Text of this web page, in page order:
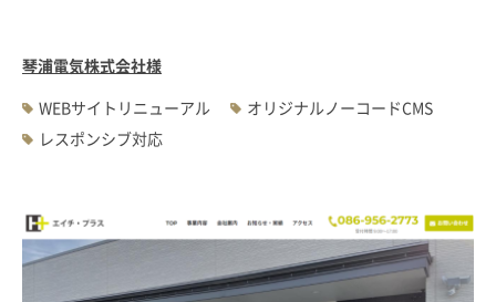
琴浦電気株式会社様
WEBサイトリニューアル
オリジナルノーコードCMS
レスポンシブ対応